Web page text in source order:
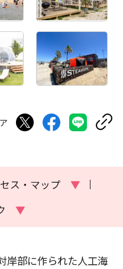
ス・マップ
▼
▼
岸部に作られた人工海